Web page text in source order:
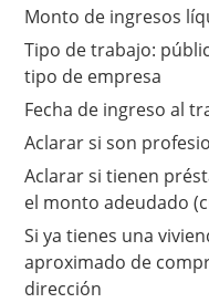
Monto de ingresos
Tipo de trabajo:
tipo de empresa
Fecha de ingreso al
Aclarar si son
Aclarar si tienen
el monto adeudado
Si ya tienes una
aproximado de
dirección